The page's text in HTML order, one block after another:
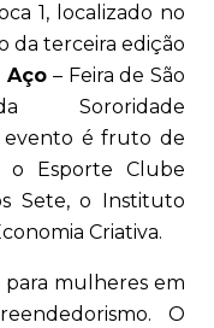
1, localizado no
da terceira edição
Aço – Feira de São
evento é fruto de
Esporte Clube
Sete, o Instituto
Criativa.
mulheres em
O